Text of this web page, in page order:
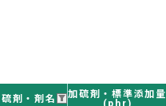
剤・剤名
加硫剤・標準添加量
(phr)